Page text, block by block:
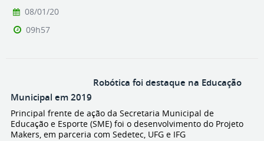
08/01/20
09h57
Robótica foi destaque na Educação
Municipal em 2019
Principal frente de ação da Secretaria Municipal de
Educação e Esporte (SME) foi o desenvolvimento do Projeto
Makers, em parceria com Sedetec, UFG e IFG